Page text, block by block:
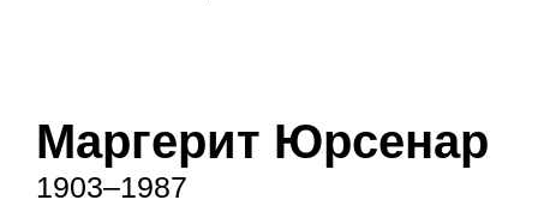
Маргерит Юрсенар
1903–1987